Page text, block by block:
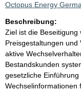
Octopus Energy
Beschreibung:
Ziel ist die
Preisgestaltungen
aktive
Bestandskunden
gesetzliche
Wechselinformationen